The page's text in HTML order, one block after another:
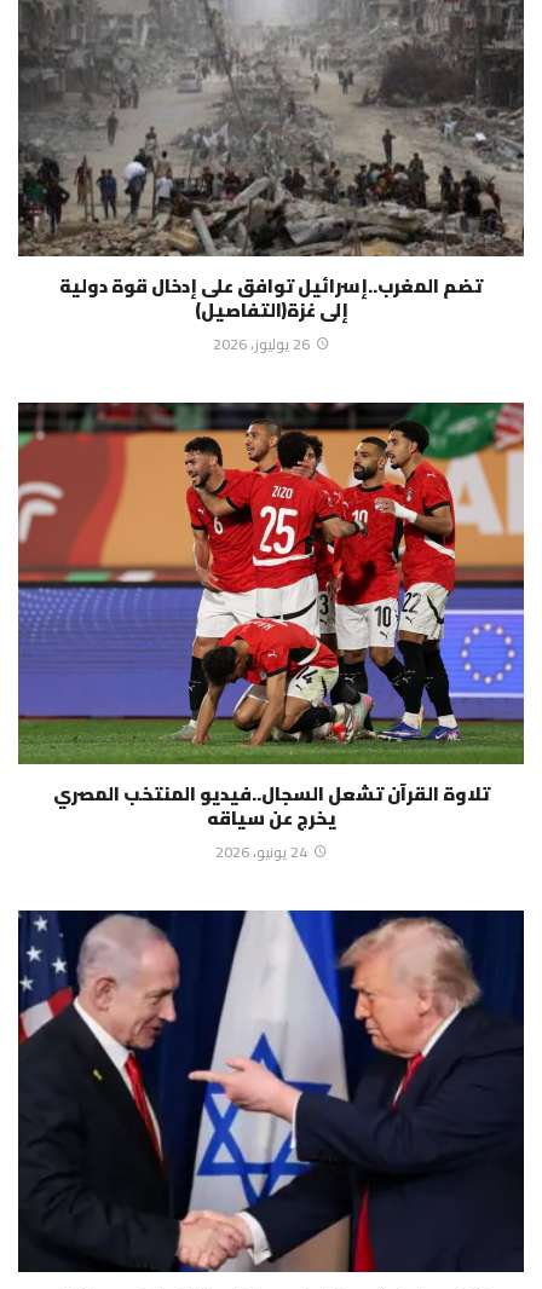
تضم المغرب..إسرائيل توافق على إدخال قوة دولية
إلى غزة(التفاصيل)
26 يوليوز، 2026
تلاوة القرآن تشعل السجال..فيديو المنتخب المصري
يخرج عن سياقه
24 يونيو، 2026